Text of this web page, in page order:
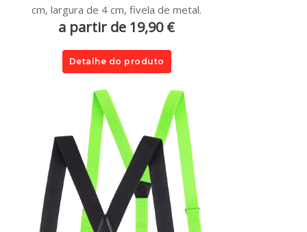
cm, largura de 4 cm, fivela de metal.
a partir de 19,90 €
Detalhe do produto